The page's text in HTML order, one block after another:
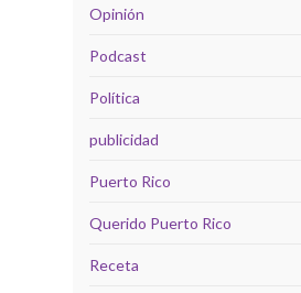
Opinión
Podcast
Política
publicidad
Puerto Rico
Querido Puerto Rico
Receta